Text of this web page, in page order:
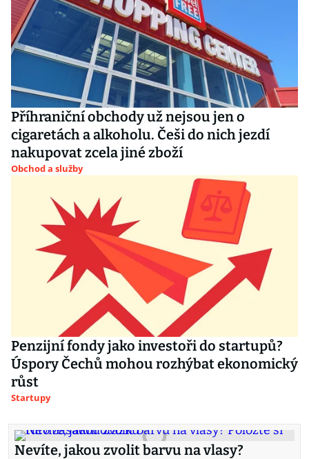
Příhraniční obchody už nejsou jen o
cigaretách a alkoholu. Češi do nich jezdí
nakupovat zcela jiné zboží
Obchod a služby
Penzijní fondy jako investoři do startupů?
Úspory Čechů mohou rozhýbat ekonomický
růst
Startupy
Nevíte, jakou zvolit barvu na vlasy?